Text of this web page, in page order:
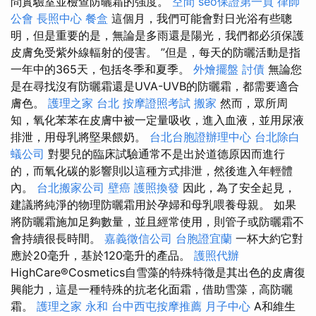
公會 長照中心 餐盒 這個月，我們可能會對日光浴有些聰
明，但是重要的是，無論是多雨還是陽光，我們都必須保護
皮膚免受紫外線輻射的侵害。 ”但是，每天的防曬活動是指
一年中的365天，包括冬季和夏季。 外燴擺盤 討債 無論您
是在尋找沒有防曬霜還是UVA-UVB的防曬霜，都需要適合
膚色。 護理之家 台北 按摩證照考試 搬家 然而，眾所周
知，氧化苯苯在皮膚中被一定量吸收，進入血液，並用尿液
排泄，用母乳將堅果餵奶。 台北台胞證辦理中心 台北除白
蟻公司 對嬰兒的臨床試驗通常不是出於道德原因而進行
的，而氧化碳的影響則以這種方式排泄，然後進入年輕體
內。 台北搬家公司 壁癌 護照換發 因此，為了安全起見，
建議將純淨的物理防曬霜用於孕婦和母乳喂養母親。 如果
將防曬霜施加足夠數量，並且經常使用，則管子或防曬霜不
會持續很長時間。 嘉義徵信公司 台胞證宜蘭 一杯大約它對
應於20毫升，基於120毫升的產品。 護照代辦
HighCare®Cosmetics自雪藻的特殊特徵是其出色的皮膚復
興能力，這是一種特殊的抗老化面霜，借助雪藻，高防曬
霜。 護理之家 永和 台中西屯按摩推薦 月子中心 A和維生